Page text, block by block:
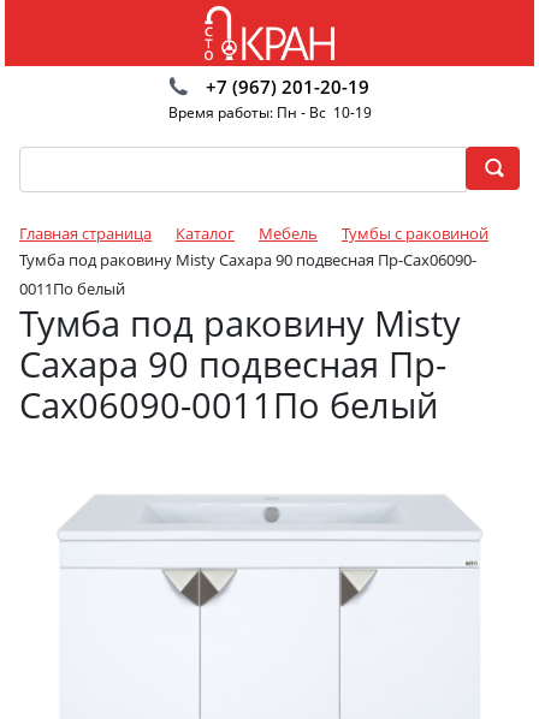
+7 (967) 201-20-19
Время работы: Пн - Вс 10-19
Главная страница Каталог Мебель
Тумбы с раковиной
Тумба под раковину Misty Сахара 90 подвесная Пр-Сах06090-
0011По белый
Тумба под раковину Misty
Сахара 90 подвесная Пр-
Сах06090-0011По белый